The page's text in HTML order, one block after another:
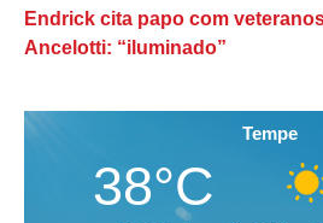
Endrick cita papo com
Ancelotti: “iluminado”
Tempe
38°C